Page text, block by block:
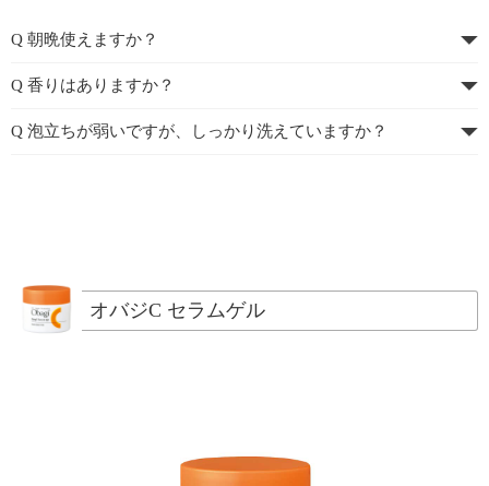
Q 朝晩使えますか？
Q 香りはありますか？
Q 泡立ちが弱いですが、しっかり洗えていますか？
オバジC セラムゲル